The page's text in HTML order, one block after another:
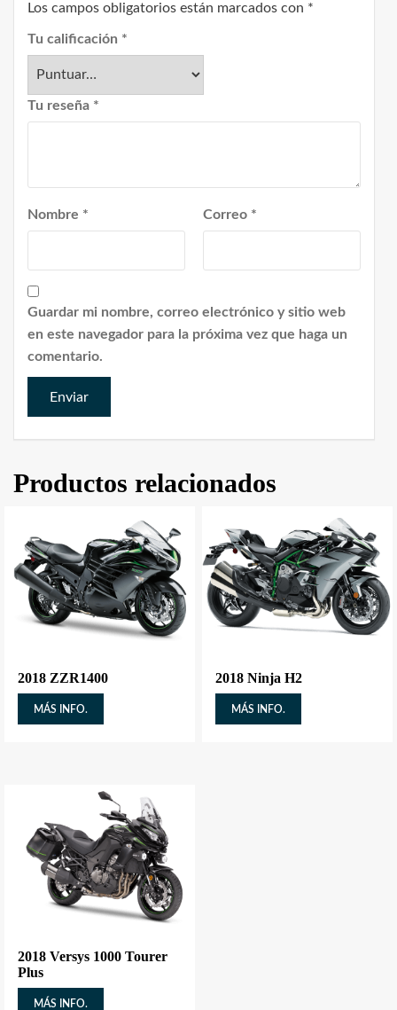
Los campos obligatorios están marcados con *
Tu calificación *
Tu reseña *
Nombre * Correo *
Guardar mi nombre, correo electrónico y sitio web
en este navegador para la próxima vez que haga un
comentario.
Productos relacionados
2018 ZZR1400
MÁS INFO.
2018 Ninja H2
MÁS INFO.
2018 Versys 1000 Tourer
Plus
MÁS INFO.